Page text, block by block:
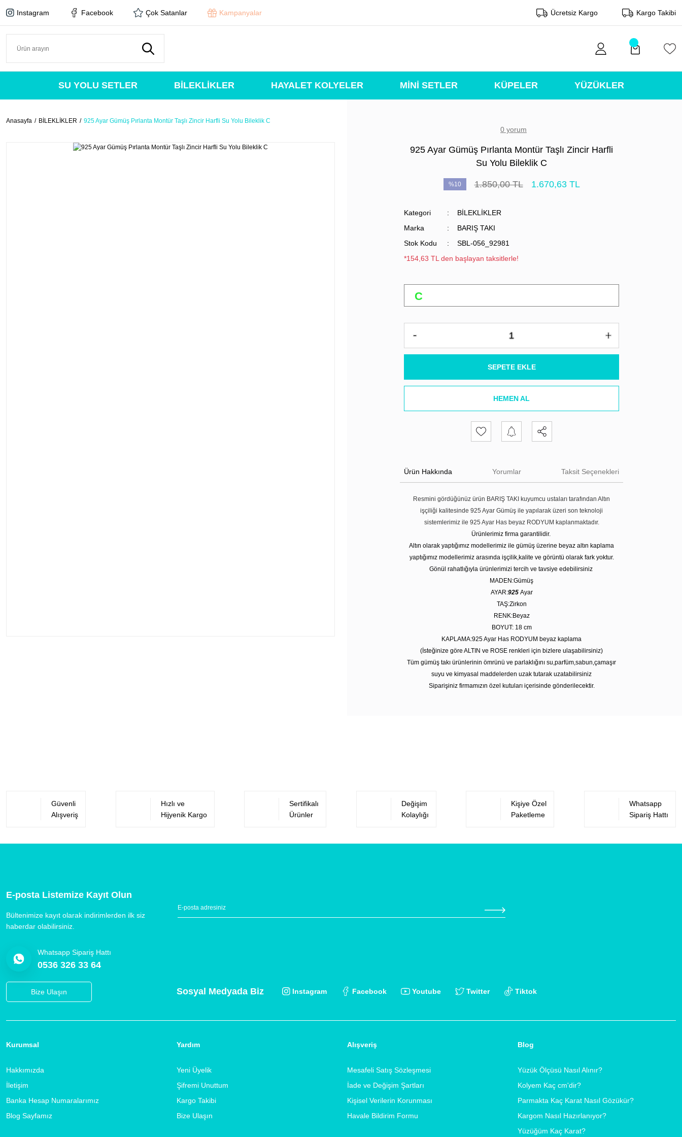
Instagram Facebook Çok Satanlar Kampanyalar Ücretsiz Kargo Kargo Takibi
SU YOLU SETLER BİLEKLİKLER HAYALET KOLYELER MİNİ SETLER KÜPELER YÜZÜKLER
Anasayfa BİLEKLİKLER 925 Ayar Gümüş Pırlanta Montür Taşlı Zincir Harfli Su Yolu Bileklik C
0 yorum
925 Ayar Gümüş Pırlanta Montür Taşlı Zincir Harfli
Su Yolu Bileklik C
%10 1.850,00 TL 1.670,63 TL
Kategori
BİLEKLİKLER
Marka
BARIŞ TAKI
Stok Kodu
SBL-056_92981
*154,63 TL den başlayan taksitlerle!
SEPETE EKLE
HEMEN AL
Ürün Hakkında Yorumlar Taksit Seçenekleri
Resmini gördüğünüz ürün BARIŞ TAKI kuyumcu ustaları tarafından Altın
işçiliği kalitesinde 925 Ayar Gümüş ile yapılarak üzeri son teknoloji
sistemlerimiz ile 925 Ayar Has beyaz RODYUM kaplanmaktadır.
Ürünlerimiz firma garantilidir.
Altın olarak yaptığımız modellerimiz ile gümüş üzerine beyaz altın kaplama
yaptığımız modellerimiz arasında işçilik,kalite ve görüntü olarak fark yoktur.
Gönül rahatlığıyla ürünlerimizi tercih ve tavsiye edebilirsiniz
MADEN:Gümüş
AYAR:925 Ayar
TAŞ:Zirkon
RENK:Beyaz
BOYUT: 18 cm
KAPLAMA:925 Ayar Has RODYUM beyaz kaplama
(İsteğinize göre ALTIN ve ROSE renkleri için bizlere ulaşabilirsiniz)
Tüm gümüş takı ürünlerinin ömrünü ve parlaklığını su,parfüm,sabun,çamaşır
suyu ve kimyasal maddelerden uzak tutarak uzatabilirsiniz
Siparişiniz firmamızın özel kutuları içerisinde gönderilecektir.
Güvenli
Alışveriş
Hızlı ve
Hijyenik Kargo
Sertifikalı
Ürünler
Değişim
Kolaylığı
Kişiye Özel
Paketleme
Whatsapp
Sipariş Hattı
E-posta Listemize Kayıt Olun
Bültenimize kayıt olarak indirimlerden ilk siz
haberdar olabilirsiniz.
Whatsapp Sipariş Hattı
0536 326 33 64
Bize Ulaşın Sosyal Medyada Biz Instagram Facebook Youtube Twitter Tiktok
Kurumsal
Hakkımızda
İletişim
Banka Hesap Numaralarımız
Blog Sayfamız
Yardım
Yeni Üyelik
Şifremi Unuttum
Kargo Takibi
Bize Ulaşın
Alışveriş
Mesafeli Satış Sözleşmesi
İade ve Değişim Şartları
Kişisel Verilerin Korunması
Havale Bildirim Formu
Blog
Yüzük Ölçüsü Nasıl Alınır?
Kolyem Kaç cm'dir?
Parmakta Kaç Karat Nasıl Gözükür?
Kargom Nasıl Hazırlanıyor?
Yüzüğüm Kaç Karat?